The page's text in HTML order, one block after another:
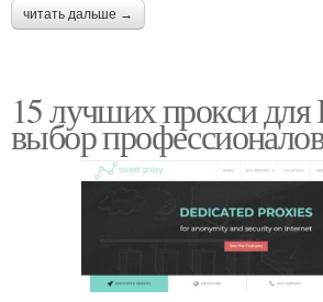
читать дальше →
15 лучших прокси для
выбор профессионалов